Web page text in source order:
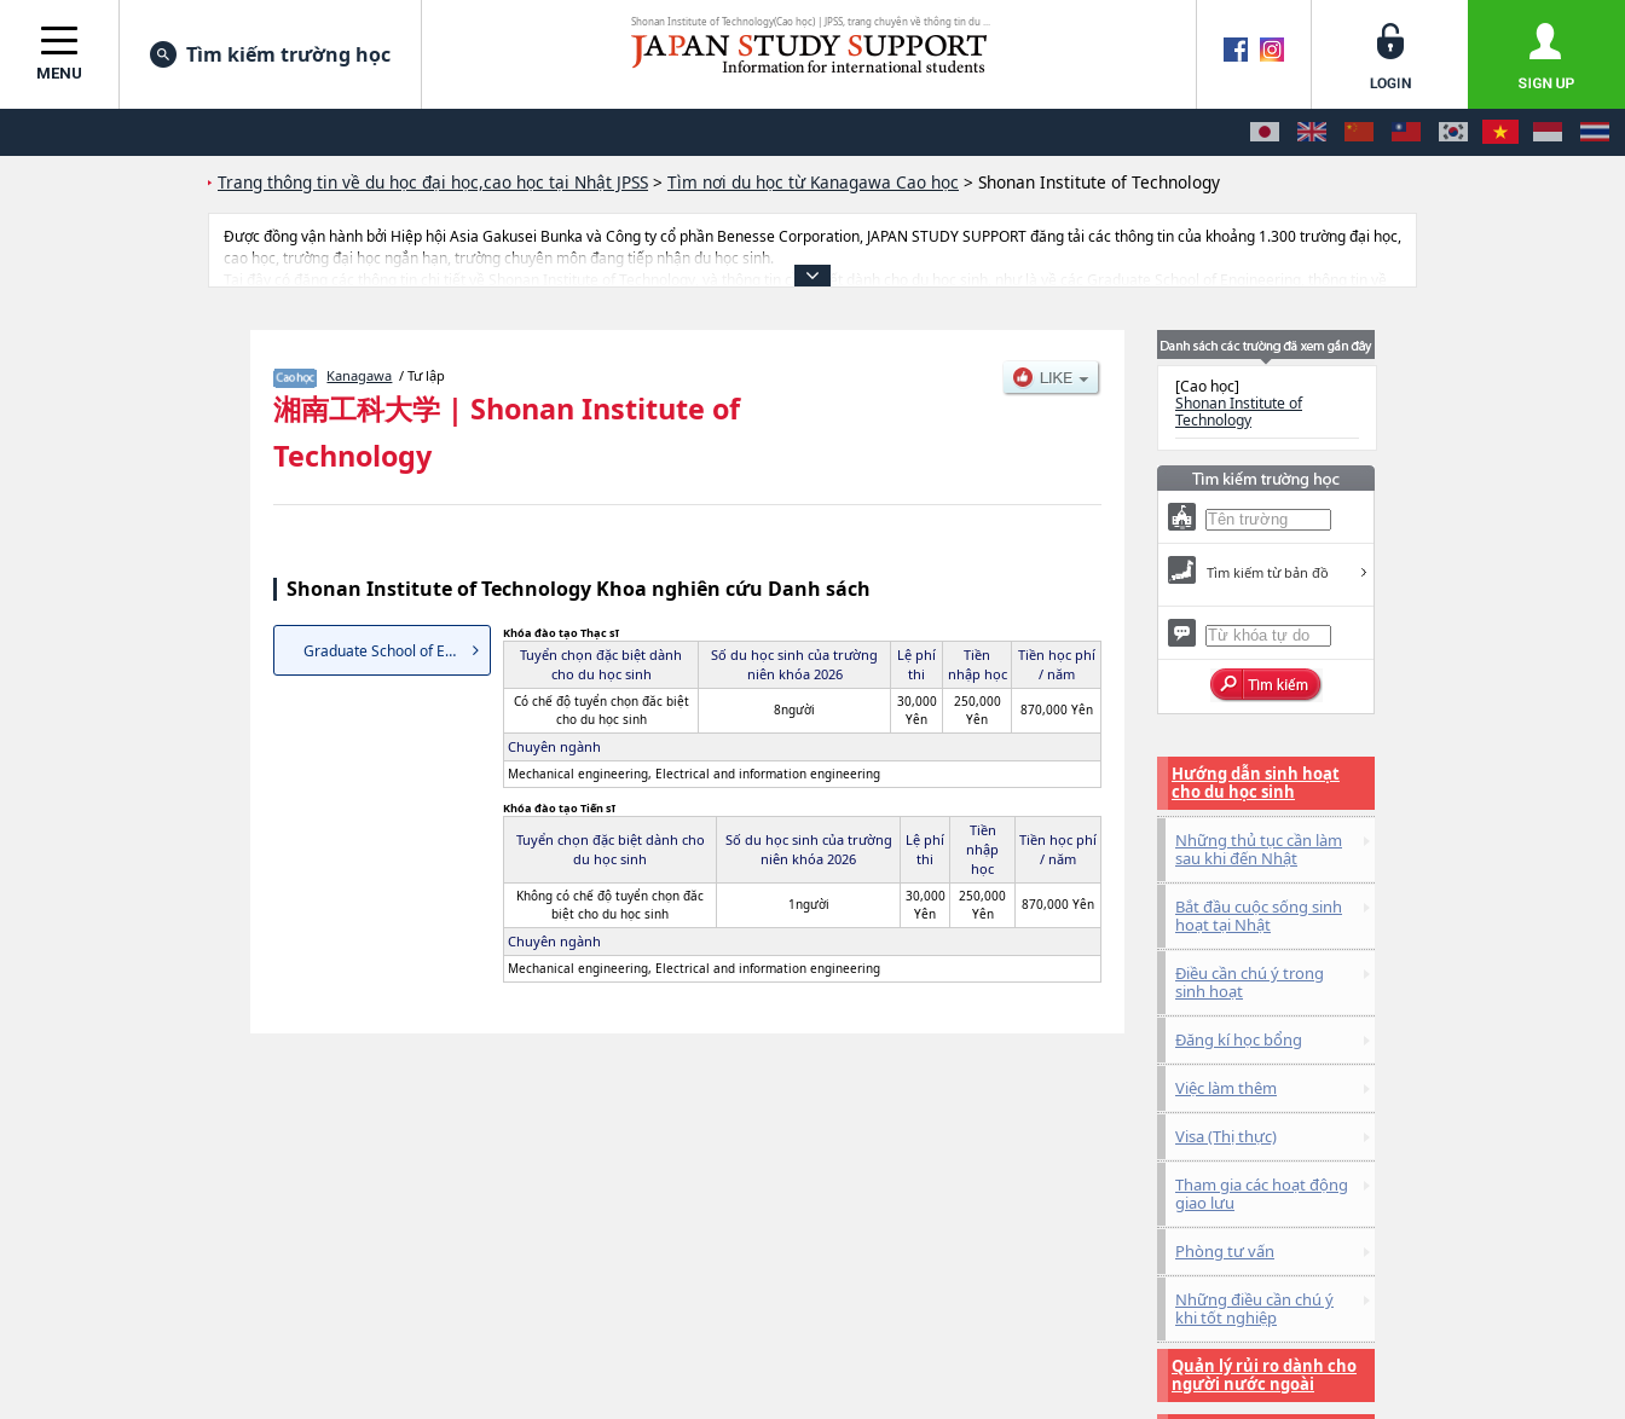
Shonan Institute of Technology(Cao học) | JPSS, trang chuyên về thông tin du ...
MENU
Tìm kiếm trường học
Trang thông tin về du học đại học,cao học tại Nhật JPSS > Tìm nơi du học từ Kanagawa Cao học > Shonan Institute of Technology
Được đồng vận hành bởi Hiệp hội Asia Gakusei Bunka và Công ty cổ phần Benesse Corporation, JAPAN STUDY SUPPORT đăng tải các thông tin của khoảng 1.300 trường đại học,
cao học, trường đại học ngắn hạn, trường chuyên môn đang tiếp nhận du học sinh.
Tại đây có đăng các thông tin chi tiết về Shonan Institute of Technology, và thông tin cần thiết dành cho du học sinh, như là về các Graduate School of Engineering, thông tin về
Kanagawa / Tư lập
湘南工科大学 | Shonan Institute of
Technology
Shonan Institute of Technology Khoa nghiên cứu Danh sách
Graduate School of Engineering
Khóa đào tạo Thạc sĩ
Tuyển chọn đặc biệt dành
cho du học sinh
Số du học sinh của trường
niên khóa 2026
Lệ phí
thi
Tiền
nhập học
Tiền học phí
/ năm
Có chế độ tuyển chọn đăc biệt
cho du học sinh
8người
30,000
Yên
250,000
Yên
870,000 Yên
Chuyên ngành
Mechanical engineering, Electrical and information engineering
Khóa đào tạo Tiến sĩ
Tuyển chọn đặc biệt dành cho
du học sinh
Số du học sinh của trường
niên khóa 2026
Lệ phí
thi
Tiền
nhập
học
Tiền học phí
/ năm
Không có chế độ tuyển chọn đăc
biệt cho du học sinh
1người
30,000
Yên
250,000
Yên
870,000 Yên
Chuyên ngành
Mechanical engineering, Electrical and information engineering
[Cao học]
Shonan Institute of
Technology
Tìm kiếm từ bản đồ
Hướng dẫn sinh hoạt
cho du học sinh
Những thủ tục cần làm
sau khi đến Nhật
Bắt đầu cuộc sống sinh
hoạt tại Nhật
Điều cần chú ý trong
sinh hoạt
Đăng kí học bổng
Việc làm thêm
Visa (Thị thực)
Tham gia các hoạt động
giao lưu
Phòng tư vấn
Những điều cần chú ý
khi tốt nghiệp
Quản lý rủi ro dành cho
người nước ngoài